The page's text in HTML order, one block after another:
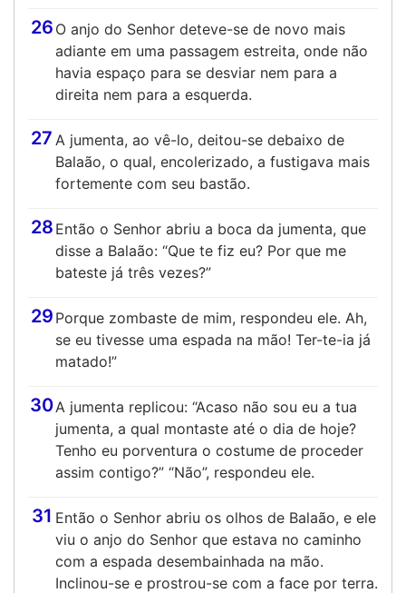
26 O anjo do Senhor deteve-se de novo mais
adiante em uma passagem estreita, onde não
havia espaço para se desviar nem para a
direita nem para a esquerda.
27 A jumenta, ao vê-lo, deitou-se debaixo de
Balaão, o qual, encolerizado, a fustigava mais
fortemente com seu bastão.
28 Então o Senhor abriu a boca da jumenta, que
disse a Balaão: “Que te fiz eu? Por que me
bateste já três vezes?”
29 Porque zombaste de mim, respondeu ele. Ah,
se eu tivesse uma espada na mão! Ter-te-ia já
matado!”
30A jumenta replicou: “Acaso não sou eu a tua
jumenta, a qual montaste até o dia de hoje?
Tenho eu porventura o costume de proceder
assim contigo?” “Não”, respondeu ele.
31 Então o Senhor abriu os olhos de Balaão, e ele
viu o anjo do Senhor que estava no caminho
com a espada desembainhada na mão.
Inclinou-se e prostrou-se com a face por terra.